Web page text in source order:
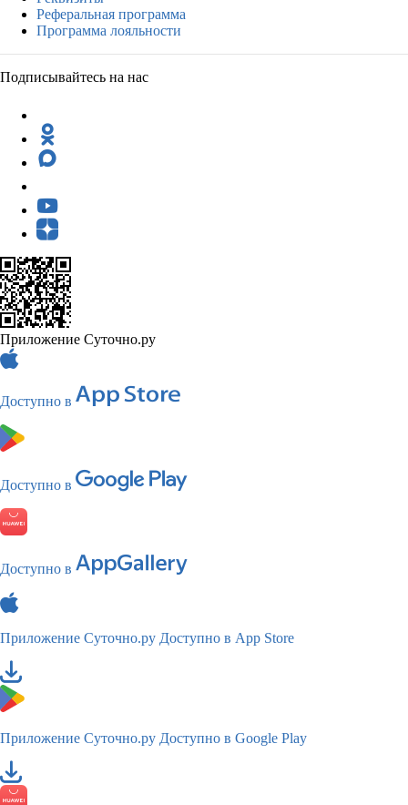
Реферальная программа
Программа лояльности
Подписывайтесь на нас
Приложение Суточно.ру
Доступно в
Доступно в
Доступно в
Приложение Суточно.ру Доступно в App Store
Приложение Суточно.ру Доступно в Google Play